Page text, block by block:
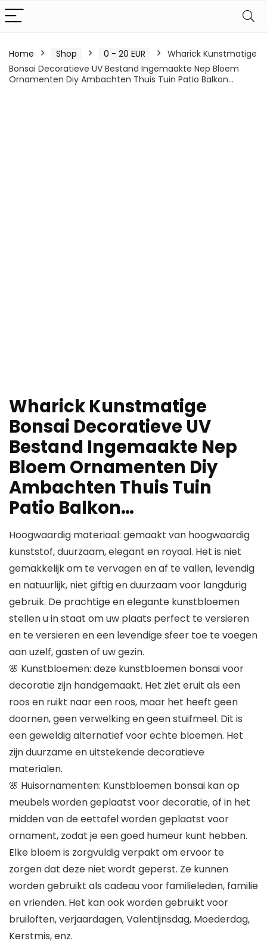
Home Shop 0 - 20 EUR
Wharick Kunstmatige
Bonsai Decoratieve UV Bestand Ingemaakte Nep Bloem
Ornamenten Diy Ambachten Thuis Tuin Patio Balkon…
Wharick Kunstmatige
Bonsai Decoratieve UV
Bestand Ingemaakte Nep
Bloem Ornamenten Diy
Ambachten Thuis Tuin
Patio Balkon…
Hoogwaardig materiaal: gemaakt van hoogwaardig
kunststof, duurzaam, elegant en royaal. Het is niet
gemakkelijk om te vervagen en af te vallen, levendig
en natuurlijk, niet giftig en duurzaam voor langdurig
gebruik. De prachtige en elegante kunstbloemen
stellen u in staat om uw plaats perfect te versieren
en te versieren en een levendige sfeer toe te voegen
aan uzelf, gasten of uw gezin.
🌸 Kunstbloemen: deze kunstbloemen bonsai voor
decoratie zijn handgemaakt. Het ziet eruit als een
roos en ruikt naar een roos, maar het heeft geen
doornen, geen verwelking en geen stuifmeel. Dit is
een geweldig alternatief voor echte bloemen. Het
zijn duurzame en uitstekende decoratieve
materialen.
🌸 Huisornamenten: Kunstbloemen bonsai kan op
meubels worden geplaatst voor decoratie, of in het
midden van de eettafel worden geplaatst voor
ornament, zodat je een goed humeur kunt hebben.
Elke bloem is zorgvuldig verpakt om ervoor te
zorgen dat deze niet wordt geperst. Ze kunnen
worden gebruikt als cadeau voor familieleden, familie
en vrienden. Het kan ook worden gebruikt voor
bruiloften, verjaardagen, Valentijnsdag, Moederdag,
Kerstmis, enz.